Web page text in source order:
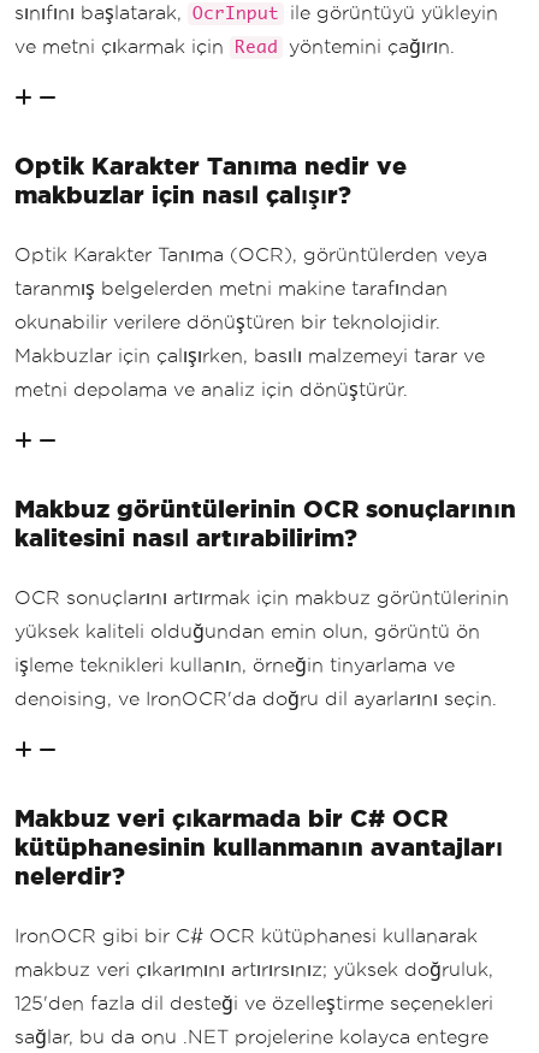
sınıfını başlatarak, OcrInput
ile görüntüyü yükleyin
ve metni çıkarmak için
Read yöntemini çağırın.
Optik Karakter Tanıma nedir ve
makbuzlar için nasıl çalışır?
Optik Karakter Tanıma (OCR), görüntülerden veya
taranmış belgelerden metni makine tarafından
okunabilir verilere dönüştüren bir teknolojidir.
Makbuzlar için çalışırken, basılı malzemeyi tarar ve
metni depolama ve analiz için dönüştürür.
Makbuz görüntülerinin OCR sonuçlarının
kalitesini nasıl artırabilirim?
OCR sonuçlarını artırmak için makbuz görüntülerinin
yüksek kaliteli olduğundan emin olun, görüntü ön
işleme teknikleri kullanın, örneğin tinyarlama ve
denoising, ve IronOCR'da doğru dil ayarlarını seçin.
Makbuz veri çıkarmada bir C# OCR
kütüphanesinin kullanmanın avantajları
nelerdir?
IronOCR gibi bir C# OCR kütüphanesi kullanarak
makbuz veri çıkarımını artırırsınız; yüksek doğruluk,
125'den fazla dil desteği ve özelleştirme seçenekleri
sağlar, bu da onu .NET projelerine kolayca entegre